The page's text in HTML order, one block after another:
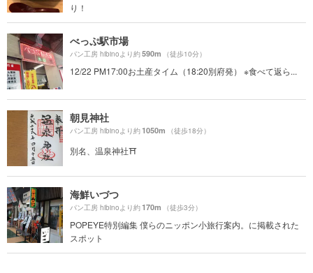
り！
べっぷ駅市場
パン工房 hibinoより約590m （徒歩10分）
12/22 PM17:00お土産タイム（18:20別府発） ※食べて返ら...
朝見神社
パン工房 hibinoより約1050m （徒歩18分）
別名、温泉神社⛩
海鮮いづつ
パン工房 hibinoより約170m （徒歩3分）
POPEYE特別編集 僕らのニッポン小旅行案内。に掲載された
スポット